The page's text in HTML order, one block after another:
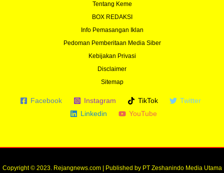
Tentang Keme
BOX REDAKSI
Info Pemasangan Iklan
Pedoman Pemberitaan Media Siber
Kebijakan Privasi
Disclaimer
Sitemap
Facebook Instagram TikTok
Twitter
Linkedin
YouTube
Copyright © 2023. Rejangnews.com | Published by PT Zeshanindo Media Utama